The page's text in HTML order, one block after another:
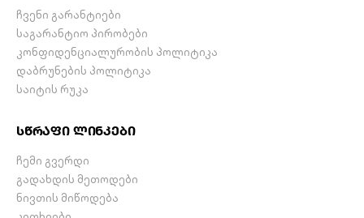
ჩვენი გარანტიები
საგარანტიო პირობები
კონფიდენციალურობის პოლიტიკა
დაბრუნების პოლიტიკა
საიტის რუკა
სწრაფი ლინკები
ჩემი გვერდი
გადახდის მეთოდები
ნივთის მიწოდება